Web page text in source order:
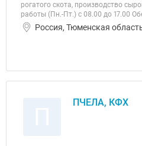
рогатого скота, производство
работы (Пн.-Пт.) с 08.00 до 17.00
Россия, Тюменская
ПЧЕЛА, КФХ